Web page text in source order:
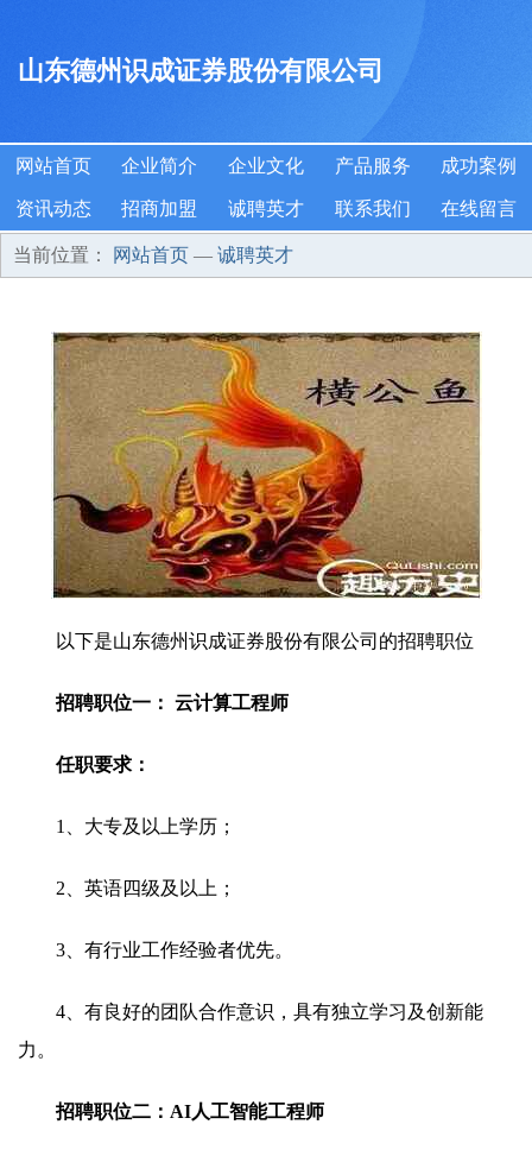
山东德州识成证券股份有限公司
网站首页 企业简介 企业文化 产品服务 成功案例
资讯动态 招商加盟 诚聘英才 联系我们 在线留言
当前位置： 网站首页 — 诚聘英才
以下是山东德州识成证券股份有限公司的招聘职位
招聘职位一： 云计算工程师
任职要求：
1、大专及以上学历；
2、英语四级及以上；
3、有行业工作经验者优先。
4、有良好的团队合作意识，具有独立学习及创新能
力。
招聘职位二：AI人工智能工程师